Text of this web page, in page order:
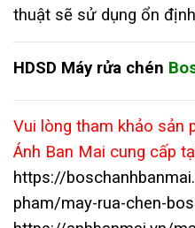
thuật sẽ sử dụng ổn
HDSD Máy rửa chén
Vui lòng tham khảo sản
Ánh Ban Mai cung cấp
https://
pham/may-rua-chen-